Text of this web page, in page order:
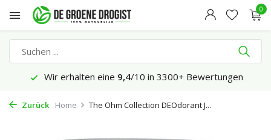
0
Wir erhalten eine 9,4/10 in 3300+ Bewertungen
Zurück Home The Ohm Collection DEOdorant J...